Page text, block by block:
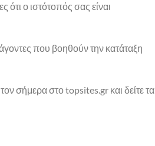
ότι ο ιστότοπός σας είναι
που βοηθούν την κατάταξη
σήμερα στο topsites.gr και δείτε τα